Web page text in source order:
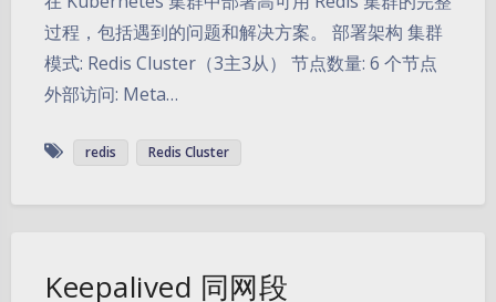
过程，包括遇到的问题和解决方案。 部署架构 集群
模式: Redis Cluster（3主3从） 节点数量: 6 个节点
外部访问: Meta…
redis Redis Cluster
Keepalived 同网段